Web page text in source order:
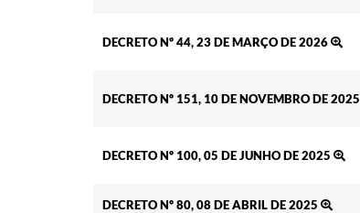
DECRETO Nº 44, 23 DE MARÇO DE 2026
DECRETO Nº 151, 10 DE NOVEMBRO DE 2025
DECRETO Nº 100, 05 DE JUNHO DE 2025
DECRETO Nº 80, 08 DE ABRIL DE 2025